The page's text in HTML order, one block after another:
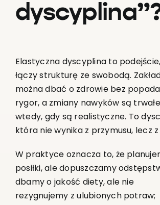
Elastyczna dyscyplina to
łączy strukturę ze swobodą.
można dbać o zdrowie bez
rygor, a zmiany nawyków są
wtedy, gdy są realistyczne. To
która nie wynika z przymusu, lecz
W praktyce oznacza to, że
posiłki, ale dopuszczamy
dbamy o jakość diety, ale nie
rezygnujemy z ulubionych potraw;